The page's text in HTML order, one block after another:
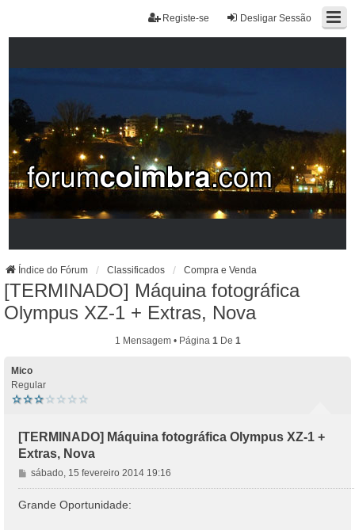
Desligar Sessão
Registe-se
Índice do Fórum Classificados Compra e Venda
[TERMINADO] Máquina fotográfica
Olympus XZ-1 + Extras, Nova
1 Mensagem • Página 1De 1
Mico
Regular
[TERMINADO] Máquina fotográfica Olympus XZ-1 +
Extras, Nova
M
e
sábado, 15 fevereiro 2014 19:16
Grande Oportunidade: